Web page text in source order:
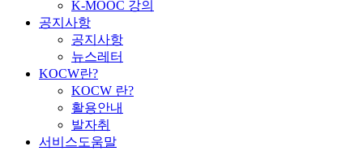
K-MOOC 강의
공지사항
공지사항
뉴스레터
KOCW란?
KOCW 란?
활용안내
발자취
서비스도움말